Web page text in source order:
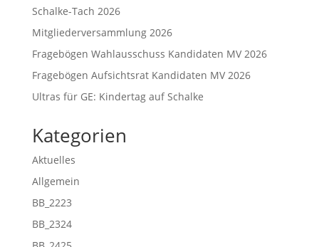
Schalke-Tach 2026
Mitgliederversammlung 2026
Fragebögen Wahlausschuss Kandidaten MV 2026
Fragebögen Aufsichtsrat Kandidaten MV 2026
Ultras für GE: Kindertag auf Schalke
Kategorien
Aktuelles
Allgemein
BB_2223
BB_2324